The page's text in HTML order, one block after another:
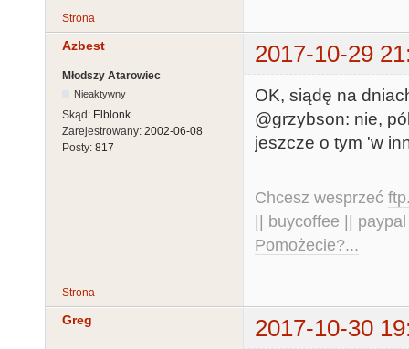
Strona
Azbest 2017-10-29
Młodszy Atarowiec
Nieaktywny
Skąd: Elblonk
Zarejestrowany: 2002-06-08
Posty: 817
OK, siądę na
@grzybson: nie,
jeszcze o tym 'w
Chcesz wesprzeć
|| buycoffee || paypal
Pomożecie?...
Strona
Greg 2017-10-30